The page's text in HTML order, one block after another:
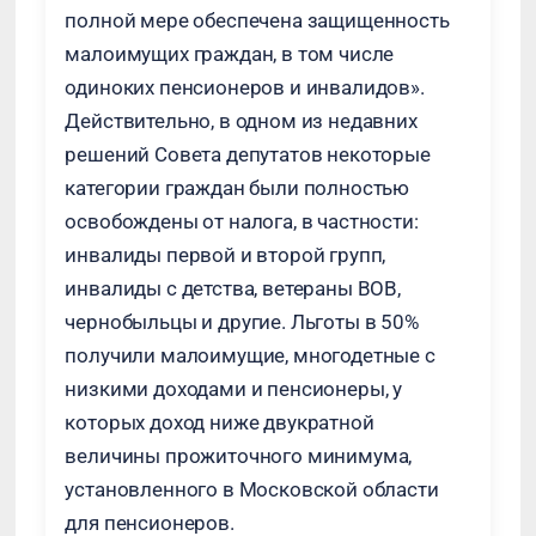
полной мере обеспечена защищенность
малоимущих граждан, в том числе
одиноких пенсионеров и инвалидов».
Действительно, в одном из недавних
решений Совета депутатов некоторые
категории граждан были полностью
освобождены от налога, в частности:
инвалиды первой и второй групп,
инвалиды с детства, ветераны ВОВ,
чернобыльцы и другие. Льготы в 50%
получили малоимущие, многодетные с
низкими доходами и пенсионеры, у
которых доход ниже двукратной
величины прожиточного минимума,
установленного в Московской области
для пенсионеров.